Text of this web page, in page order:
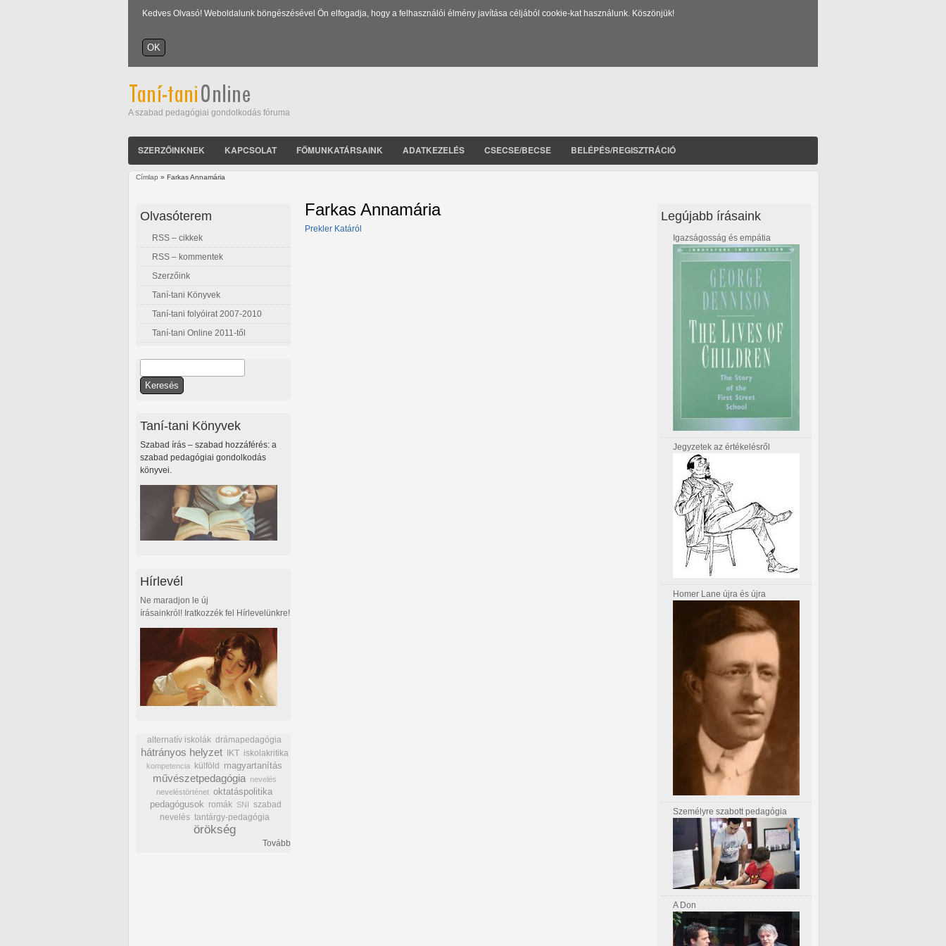
Kedves Olvasó! Weboldalunk böngészésével Ön elfogadja, hogy a felhasználói élmény javítása céljából cookie-kat használunk. Köszönjük!
A szabad pedagógiai gondolkodás fóruma
SZERZŐINKNEK KAPCSOLAT FŐMUNKATÁRSAINK ADATKEZELÉS CSECSE/BECSE BELÉPÉS/REGISZTRÁCIÓ
Címlap » Farkas Annamária
Farkas Annamária
Prekler Katáról
Olvasóterem
RSS – cikkek
RSS – kommentek
Szerzőink
Taní-tani Könyvek
Taní-tani folyóirat 2007-2010
Taní-tani Online 2011-től
Keresés űrlap
Taní-tani Könyvek
Szabad írás – szabad hozzáférés: a
szabad pedagógiai gondolkodás
könyvei.
Hírlevél
Ne maradjon le új
írásainkról! Iratkozzék fel Hírlevelünkre!
alternatív iskolák drámapedagógia
hátrányos helyzet IKT iskolakritika
kompetencia külföld magyartanítás
művészetpedagógia
nevelés
neveléstörténet oktatáspolitika
pedagógusok romák SNI szabad
nevelés tantárgy-pedagógia
örökség
Tovább
Legújabb írásaink
Igazságosság és empátia
Jegyzetek az értékelésről
Homer Lane újra és újra
Személyre szabott pedagógia
A Don